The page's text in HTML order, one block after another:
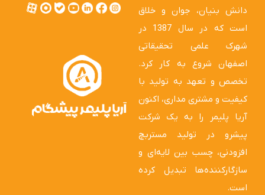
دانش بنیان، جوان و خلاق
است که در سال 1387 در
شهرک علمی تحقیقاتی
اصفهان شروع به کار کرد.
تخصص و تعهد به تولید با
کیفیت و مشتری مداری، اکنون
آریا پلیمر را به یک شرکت
پیشرو در تولید مستربچ
افزودنی، چسب بین لایه‌ای و
سازگارکننده‌ها تبدیل کرده
است.